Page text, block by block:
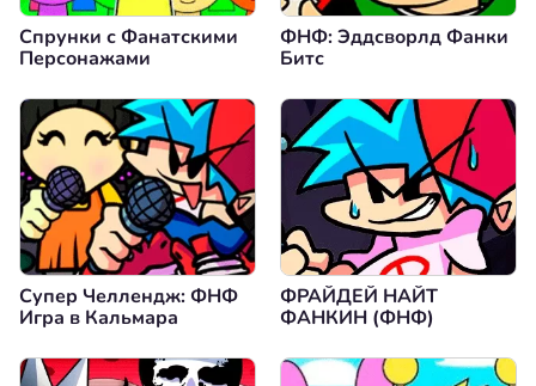
Спрунки с Фанатскими
Персонажами
ФНФ: Эддсворлд Фанки
Битс
Супер Челлендж: ФНФ
Игра в Кальмара
ФРАЙДЕЙ НАЙТ
ФАНКИН (ФНФ)